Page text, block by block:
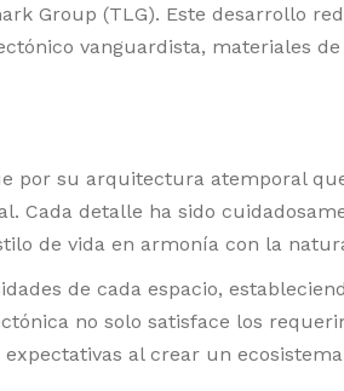
Group (TLG). Este desarrollo
vanguardista, materiales
por su arquitectura atemporal
Cada detalle ha sido
de vida en armonía con la
de cada espacio,
no solo satisface los
al crear un